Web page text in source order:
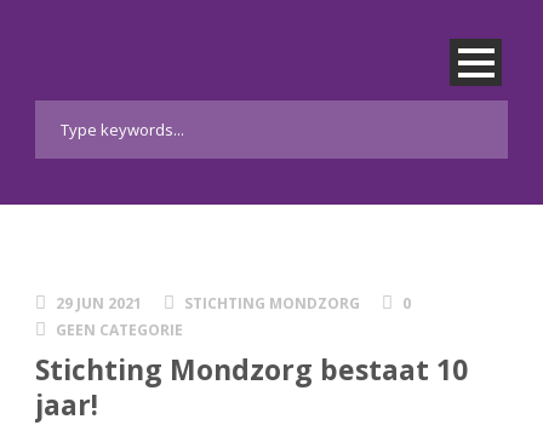
29 JUN 2021 STICHTING MONDZORG
0
GEEN CATEGORIE
Stichting Mondzorg bestaat 10
jaar!